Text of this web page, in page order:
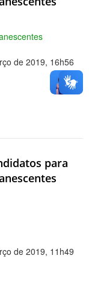
de 2019, 16h56
para
de 2019, 11h49